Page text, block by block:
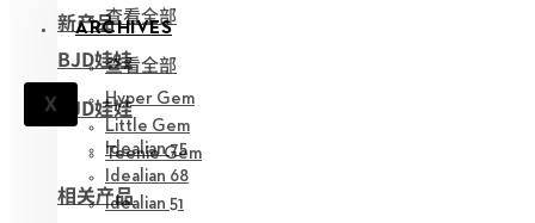
ARCHIVES
X
新产品
查看全部
BJD娃娃
Idealian 75
Idealian 68
Idealian 51
查看全部
BJD娃娃
Hyper Gem
Little Gem
Teenie Gem
相关产品